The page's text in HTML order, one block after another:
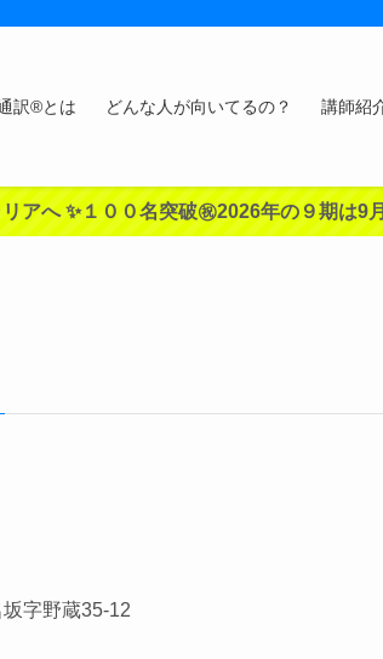
訳®︎とは どんな人が向いてるの？ 講師紹
アへ ✨１００名突破㊗️2026年の９期は9
字野蔵35-12